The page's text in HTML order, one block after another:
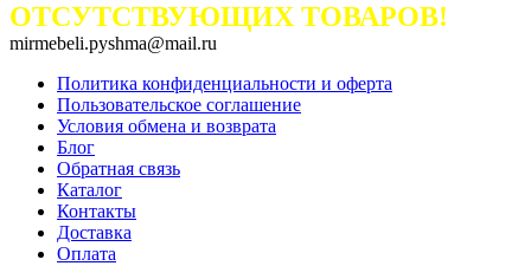
ОТСУТСТВУЮЩИХ ТОВАРОВ!
mirmebeli.pyshma@mail.ru
Политика конфиденциальности и оферта
Пользовательское соглашение
Условия обмена и возврата
Блог
Обратная связь
Каталог
Контакты
Доставка
Оплата